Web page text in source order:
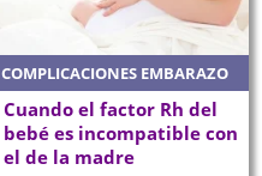
COMPLICACIONES EMBARAZO
Cuando el factor Rh del
bebé es incompatible con
el de la madre